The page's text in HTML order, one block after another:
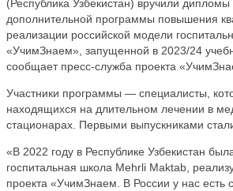
(Республика Узбекистан) вручили
дополнительной программы повышения
реализации российской модели
«УчимЗнаем», запущенной в 2023/24
сообщает пресс-служба проекта
Участники программы — специалисты,
находящихся на длительном лечении в
стационарах. Первыми выпускниками
«В 2022 году в Республике Узбекистан
госпитальная школа Mehrli Maktab,
проекта «УчимЗнаем. В России у нас есть